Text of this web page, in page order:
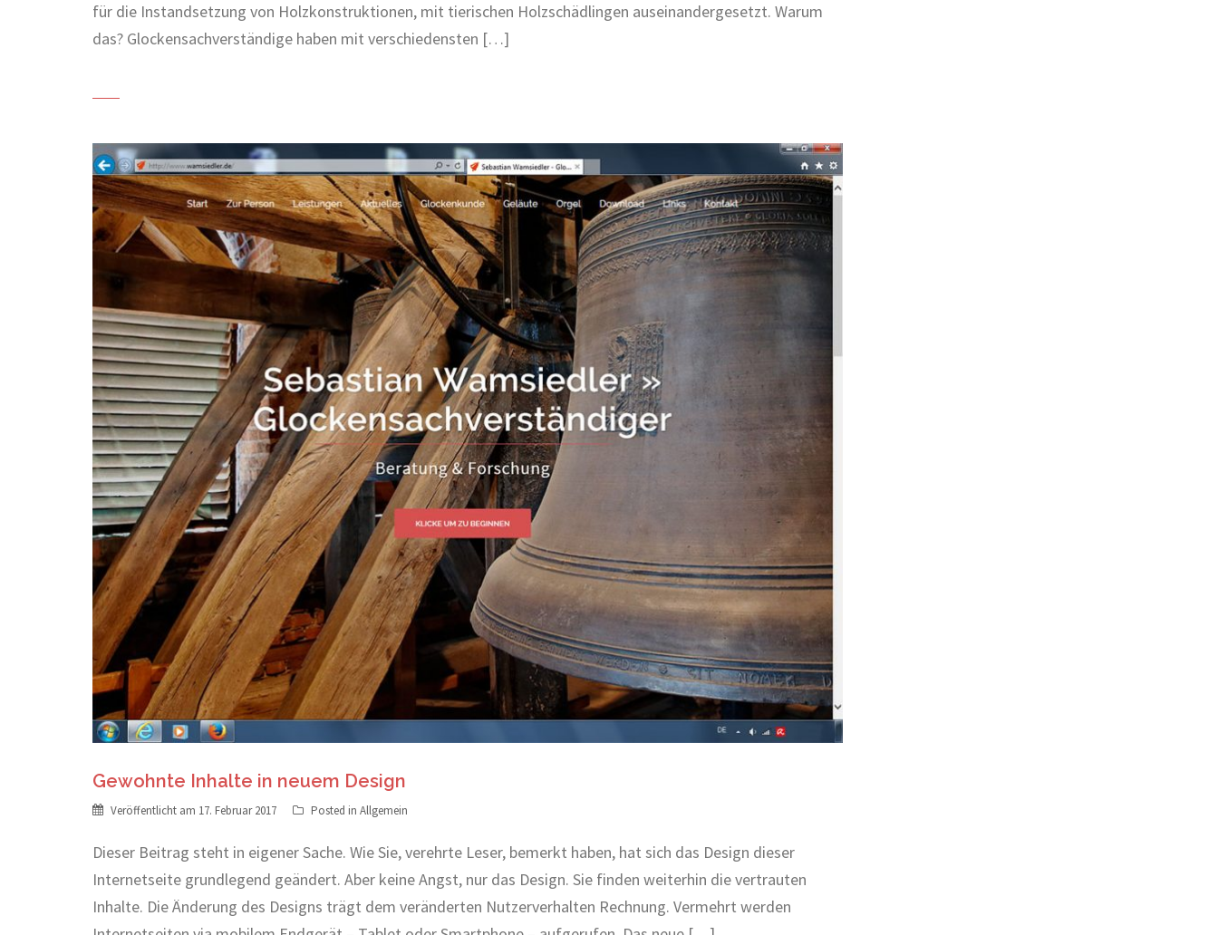
für die Instandsetzung von Holzkonstruktionen, mit tierischen Holzschädlingen auseinandergesetzt. Warum
das? Glockensachverständige haben mit verschiedensten […]
Gewohnte Inhalte in neuem Design
Veröffentlicht am 17. Februar 2017 Posted in Allgemein
Dieser Beitrag steht in eigener Sache. Wie Sie, verehrte Leser, bemerkt haben, hat sich das Design dieser
Internetseite grundlegend geändert. Aber keine Angst, nur das Design. Sie finden weiterhin die vertrauten
Inhalte. Die Änderung des Designs trägt dem veränderten Nutzerverhalten Rechnung. Vermehrt werden